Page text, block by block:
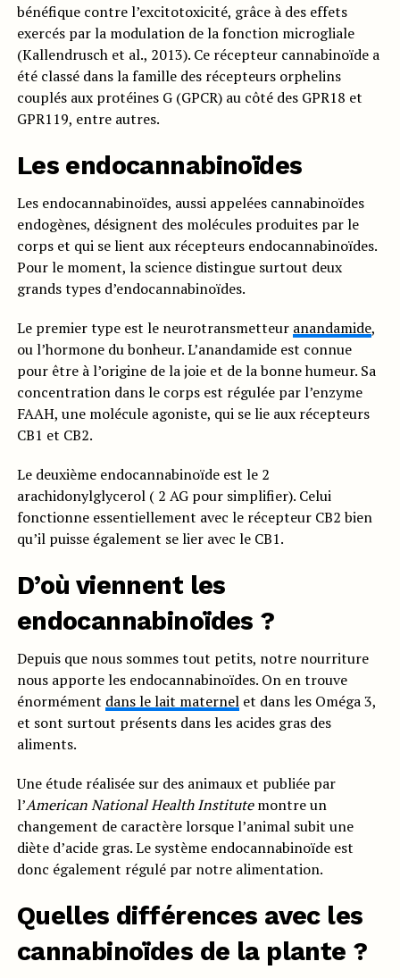
bénéfique contre l’excitotoxicité, grâce à des effets
exercés par la modulation de la fonction microgliale
(Kallendrusch et al., 2013). Ce récepteur cannabinoïde a
été classé dans la famille des récepteurs orphelins
couplés aux protéines G (GPCR) au côté des GPR18 et
GPR119, entre autres.
Les endocannabinoïdes
Les endocannabinoïdes, aussi appelées cannabinoïdes
endogènes, désignent des molécules produites par le
corps et qui se lient aux récepteurs endocannabinoïdes.
Pour le moment, la science distingue surtout deux
grands types d’endocannabinoïdes.
Le premier type est le neurotransmetteur anandamide,
ou l’hormone du bonheur. L’anandamide est connue
pour être à l’origine de la joie et de la bonne humeur. Sa
concentration dans le corps est régulée par l’enzyme
FAAH, une molécule agoniste, qui se lie aux récepteurs
CB1 et CB2.
Le deuxième endocannabinoïde est le 2
arachidonylglycerol ( 2 AG pour simplifier). Celui
fonctionne essentiellement avec le récepteur CB2 bien
qu’il puisse également se lier avec le CB1.
D’où viennent les
endocannabinoïdes ?
Depuis que nous sommes tout petits, notre nourriture
nous apporte les endocannabinoïdes. On en trouve
énormément dans le lait maternelet dans les Oméga 3,
et sont surtout présents dans les acides gras des
aliments.
Une étude réalisée sur des animaux et publiée par
l’American National Health Institutemontre un
changement de caractère lorsque l’animal subit une
diète d’acide gras. Le système endocannabinoïde est
donc également régulé par notre alimentation.
Quelles différences avec les
cannabinoïdes de la plante ?